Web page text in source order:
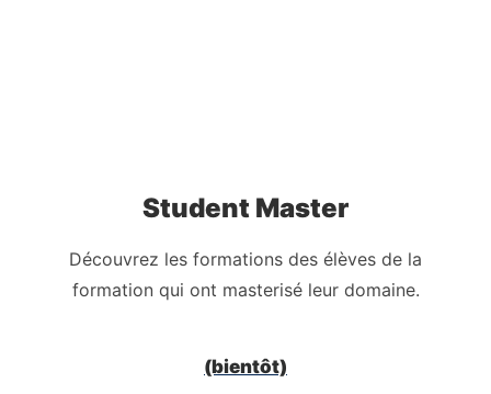
Student Master
Découvrez les formations des élèves de la
formation qui ont masterisé leur domaine.
(bientôt)